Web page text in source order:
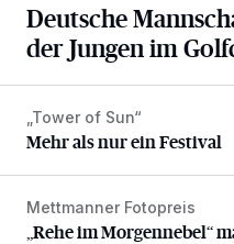
Deutsche
der Jungen im
Mehr als nur ein Festival
„Tower of Sun“
Mehr als nur ein Festival
„Rehe im Morgennebel“
Mettmanner Fotopreis
„Rehe im Morgennebel“